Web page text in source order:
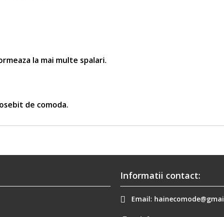
la mai multe spalari.
de comoda.
Informatii contact:
Email: